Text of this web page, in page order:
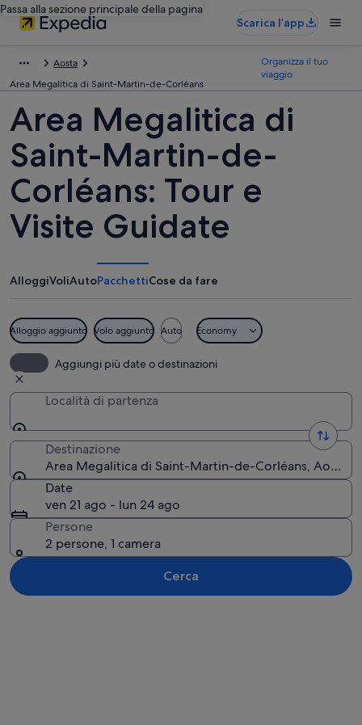
Passa alla sezione principale della pagina
Scarica l’app
Aosta
Area Megalitica di Saint-Martin-de-Corléans
Organizza il tuo
viaggio
Area Megalitica di
Saint-Martin-de-
Corléans: Tour e
Visite Guidate
AlloggiVoliAutoPacchettiCose da fare
Alloggio aggiunto Volo aggiunto Auto Economy
Aggiungi più date o destinazioni
Località di partenza
Destinazione
Area Megalitica di Saint-Martin-de-Corléans, Aosta,
Date
ven 21 ago - lun 24 ago
Persone
2 persone, 1 camera
Cerca